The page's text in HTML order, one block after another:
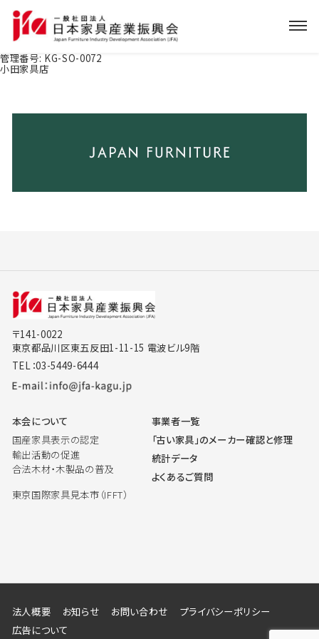
管理番号: KG-SO-0072
小田家具店
〒141-0022
東京都品川区東五反田1-11-15 電波ビル9階
TEL：03-5449-6444
本会について
国産家具表示の認定
輸出活動の促進
合法木材・木製品の普及
東京国際家具見本市（IFFT）
事業者一覧
「古い家具」のメーカー確認と修理
統計データ
よくあるご質問
法人概要 お知らせ お問い合わせ
プライバシーポリシー
広告について